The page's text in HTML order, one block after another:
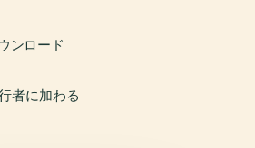
ンロード
者に加わる